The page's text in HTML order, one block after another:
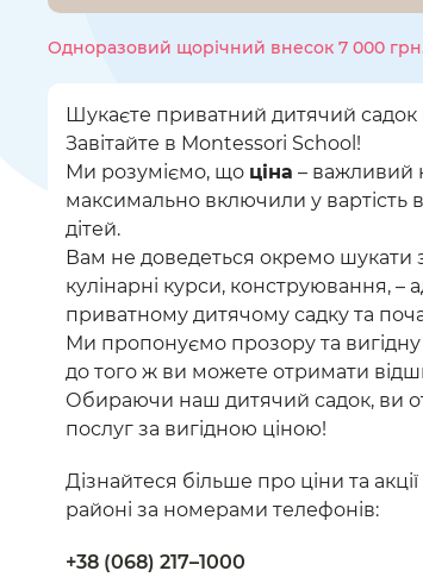
Одноразовий щорічний внесок 7 000
Шукаєте приватний дитячий
Завітайте в Montessori School!
Ми розуміємо, що ціна – важливий
максимально включили у вартість
дітей.
Вам не доведеться окремо шукати
кулінарні курси, конструювання, –
приватному дитячому садку та
Ми пропонуємо прозору та вигідну
до того ж ви можете отримати
Обираючи наш дитячий садок, ви
послуг за вигідною ціною!
Дізнайтеся більше про ціни та
районі за номерами телефонів:
+38 (068) 217–1000